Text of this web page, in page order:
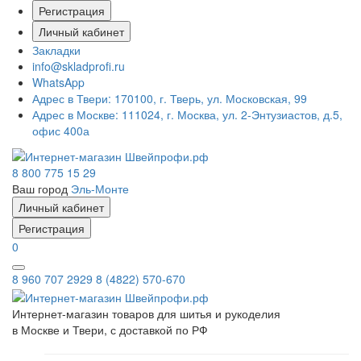
Регистрация
Личный кабинет
Закладки
info@skladprofi.ru
WhatsApp
Адрес в Твери: 170100, г. Тверь, ул. Московская, 99
Адрес в Москве: 111024, г. Москва, ул. 2-Энтузиастов, д.5,
офис 400а
8 800 775 15 29
Ваш город Эль-Монте
Личный кабинет
Регистрация
0
8 960 707 2929 8 (4822) 570-670
Интернет-магазин товаров для шитья и рукоделия
в Москве и Твери, с доставкой по РФ